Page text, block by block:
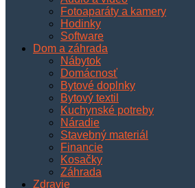
Fotoaparáty a kamery
Hodinky
Software
Dom a záhrada
Nábytok
Domácnosť
Bytové doplnky
Bytový textil
Kuchynské potreby
Náradie
Stavebný materiál
Financie
Kosačky
Záhrada
Zdravie